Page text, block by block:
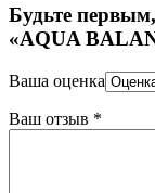
Будьте
«AQUA
Ваша оценка
Ваш отзыв *